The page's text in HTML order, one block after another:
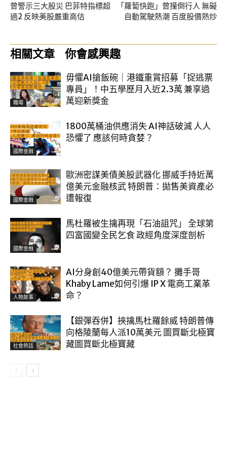
曾警示三大股災 巴菲特指標超
過2 反映美股嚴重高估
「蘿蔔快跑」曾撞倒行人 無礙
自動駕駛熱潮 百度股價熱炒
相關文章 你會感興趣
職場
毋懼AI搶飯碗｜港鐵重賞招募「捉逃票
專員」！中五學歷月入近2.3萬 兼享過
萬迎新獎金
國際金融
1800萬桶油供應消失 AI神話破滅 人人
恐懼了 應該何時貪婪？
國際金融
歐洲密謀美債美股武器化 挪威手持近萬
億美元金融核武 特朗普：拋售美資產必
遭報復
國際金融
馬杜羅被生擒再現「石油詛咒」 全球第
四富國變全民乞食 政經角度深度剖析
人物故事
AI分身創40億美元帶貨額？ 攤手哥
Khaby Lame如何引爆 IP X 電商工業革
命？
社會熱話
【銀彈吞併】挾擒馬杜羅餘威 特朗普傳
向格陵蘭每人派10萬美元 圖買斷北極寶
藏圖買斷北極寶藏